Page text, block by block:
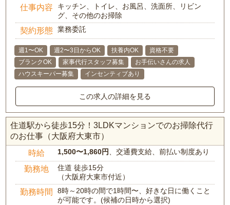
仕事内容
キッチン、トイレ、お風呂、洗面所、リビン
グ、その他のお掃除
契約形態 業務委託
週1〜OK 週2〜3日からOK 扶養内OK
資格不要
ブランクOK
家事代行スタッフ募集
お手伝いさんの求人
ハウスキーパー募集
インセンティブあり
この求人の詳細を見る
住道駅から徒歩15分！3LDKマンションでのお掃除代行
のお仕事（大阪府大東市）
時給 1,500〜1,860円、交通費支給、前払い制度あり
勤務地
住道 徒歩15分
（大阪府大東市付近）
勤務時間
8時～20時の間で1時間〜、好きな日に働くこと
が可能です。(候補の日時から選択)